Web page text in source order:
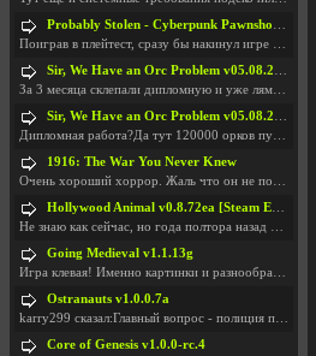
Probably Stolen - Cyberpunk Pawnshop Simulator v048c [Playtest]
Поиграв в плейтест, сразу бы накинул игре наивысши
Sir, We Have an Orc Problem v05.08.2026
За 3 месяца склепали дипломную и уже лям двести ба
Sir, We Have an Orc Problem v05.08.2026
Дипломная работа?Да тут 120000 орков путь выбирают
1916: The War You Never Knew
Очень хороший хоррор. Жаль что он не получил должн
Hollywood Animal v0.8.72ea [Steam Early Access]
Не знаю как сейчас, но года полтора назад игра был
Going Medieval v1.1.13g
Игра клевая! Именно картинки и разнообразия в стро
Ostranauts v1.0.0.7a
karry299 сказал:Главный вопрос - полиция по-прежне
Core of Genesis v1.0.0-rc.4